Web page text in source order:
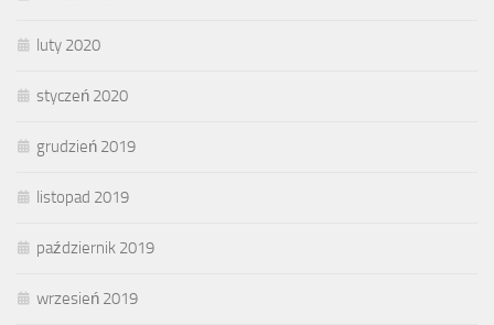
luty 2020
styczeń 2020
grudzień 2019
listopad 2019
październik 2019
wrzesień 2019